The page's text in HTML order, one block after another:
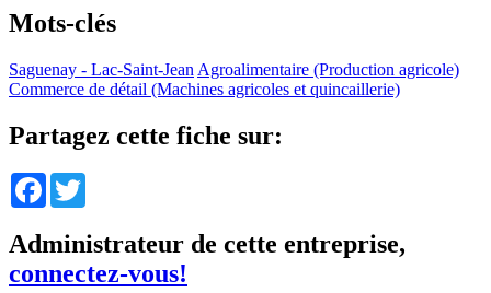
Mots-clés
Saguenay - Lac-Saint-Jean Agroalimentaire (Production agricole)
Commerce de détail (Machines agricoles et quincaillerie)
Partagez cette fiche sur:
Facebook
Administrateur de cette entreprise,
connectez-vous!